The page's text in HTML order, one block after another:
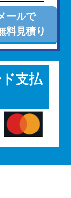
ールで
料見積り
支払